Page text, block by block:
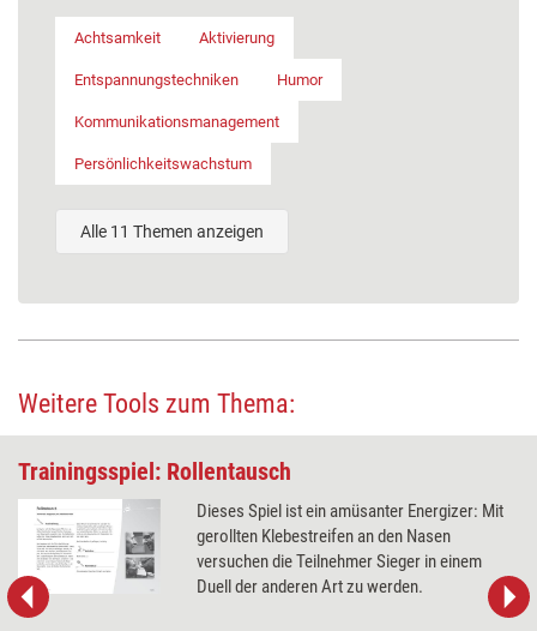
Achtsamkeit Aktivierung
Entspannungstechniken Humor
Kommunikationsmanagement
Persönlichkeitswachstum
Alle 11 Themen anzeigen
Weitere Tools zum Thema:
Trainingsspiel: Rollentausch
Dieses Spiel ist ein amüsanter Energizer: Mit
gerollten Klebestreifen an den Nasen
versuchen die Teilnehmer Sieger in einem
Duell der anderen Art zu werden.